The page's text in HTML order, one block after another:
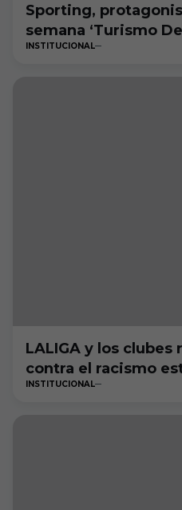
Sporting,
semana ‘Turismo
INSTITUCIONAL
LALIGA y los clubes
contra el racismo
INSTITUCIONAL